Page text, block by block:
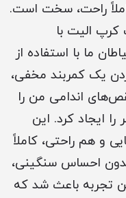
راحت، سخت است.
الیت با
ما با استفاده از
یک کمربند مخفی،
اندامی من را
ایجاد کرد. این
و هم راحتی، کاملاً
بدون احساس سنگینی،
تجربه باعث شد که